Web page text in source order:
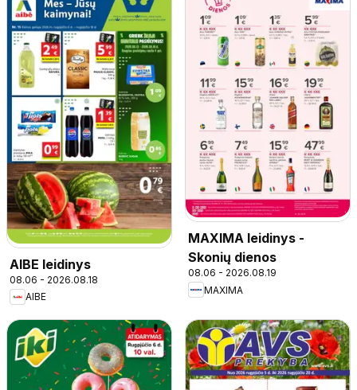
AIBE leidinys
08.06 - 2026.08.18
AIBE
MAXIMA leidinys -
Skonių dienos
08.06 - 2026.08.19
MAXIMA